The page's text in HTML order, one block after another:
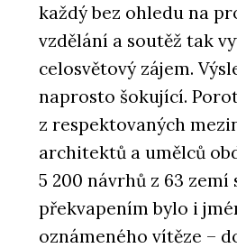
každý bez ohledu na
vzdělání a soutěž tak
celosvětový zájem.
naprosto šokující.
z respektovaných
architektů a umělců
5 200 návrhů z 63 zemí
překvapením bylo i
oznámeného vítěze –